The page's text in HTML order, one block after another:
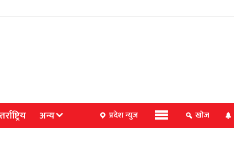
अन्य प्रदेश न्युज खोज